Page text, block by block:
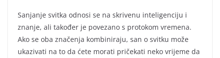
Sanjanje svitka odnosi se na skrivenu inteligenciju i
znanje, ali također je povezano s protokom vremena.
Ako se oba značenja kombiniraju, san o svitku može
ukazivati na to da ćete morati pričekati neko vrijeme da